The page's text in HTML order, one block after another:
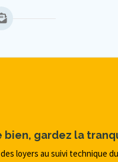
bien, gardez la
loyers au suivi technique du